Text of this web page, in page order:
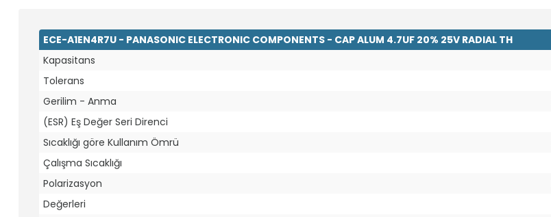
ECE-A1EN4R7U - PANASONIC ELECTRONIC COMPONENTS - CAP ALUM 4.7UF 20% 25V RADIAL TH
Kapasitans
Tolerans
Gerilim - Anma
(ESR) Eş Değer Seri Direnci
Sıcaklığı göre Kullanım Ömrü
Çalışma Sıcaklığı
Polarizasyon
Değerleri